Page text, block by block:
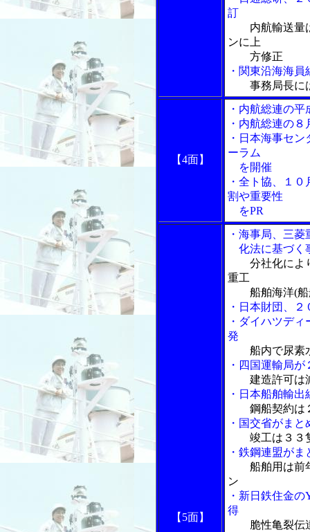
訂
内航輸送量
ンに上
方修正
・関東沿海海
事務局長に
【4面】
・内航総連の
・内航総連の
・日本海事セ
ーラム
を開催
・全ト協、１
割や重要性
をPR
【5面】
・海事局、三
化法に基づく
分社化によ
重工
船舶海洋(船
・日本財団、
・ダイハツデ
発
船内で尿素
・四国運輸局
建造許可は
・日本船舶輸
鋼船契約は
・国交省がま
竣工は３３
・鉄鋼連盟が
船舶用は前
ン
・新日鉄住金
得
脆性亀裂伝